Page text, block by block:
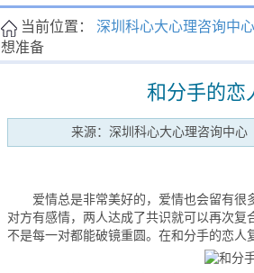
当前位置： 深圳科心大心理咨询中心
想准备
和分手的恋
来源：深圳科心大心理咨询中心
爱情总是非常美好的，爱情也会留有很
对方有感情，两人达成了共识就可以再次
不是每一对都能破镜重圆。在和分手的恋人